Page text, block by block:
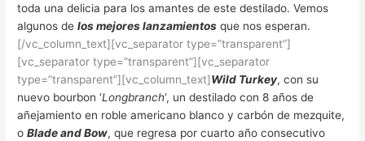
toda una delicia para los amantes de este destilado. Vemos
algunos delos mejores lanzamientos que nos esperan.
[/vc_column_text][vc_separator type=”transparent”]
[vc_separator type=”transparent”][vc_separator
type=”transparent”][vc_column_text]Wild Turkey, con su
nuevo bourbon ‘Longbranch‘, un destilado con 8 años de
añejamiento en roble americano blanco y carbón de mezquite,
oBlade and Bow, que regresa por cuarto año consecutivo